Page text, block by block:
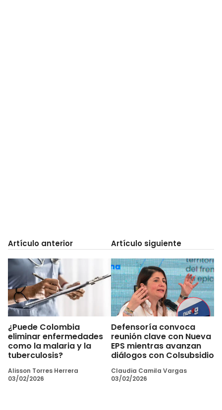
Artículo anterior
¿Puede Colombia
eliminar enfermedades
como la malaria y la
tuberculosis?
Alisson Torres Herrera
03/02/2026
Artículo siguiente
Defensoría convoca
reunión clave con Nueva
EPS mientras avanzan
diálogos con Colsubsidio
Claudia Camila Vargas
03/02/2026